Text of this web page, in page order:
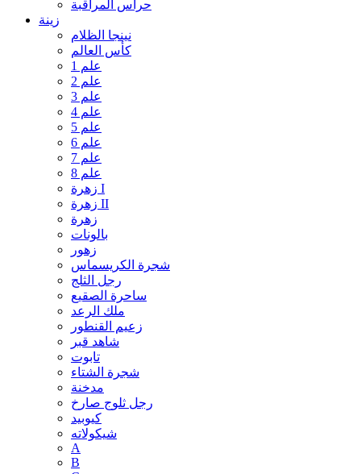
حراس المراقبة
زينة
نينجا الظلام
كأس العالم
علم 1
علم 2
علم 3
علم 4
علم 5
علم 6
علم 7
علم 8
زهرة I
زهرة II
زهرة
بالونات
زهور
شجرة الكريسماس
رجل الثلج
ساحرة الصقيع
ملك الرعد
زعيم القنطور
شاهد قبر
تابوت
شجرة الشتاء
مدخنة
رجل ثلوج صارخ
كيوبيد
شيكولاته
A
B